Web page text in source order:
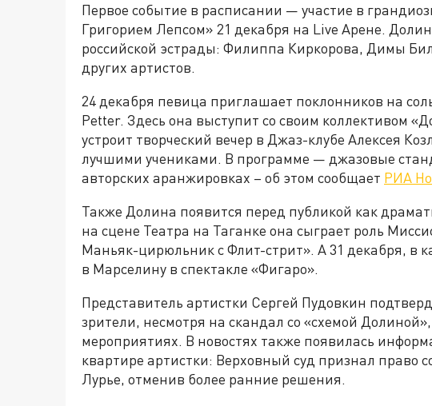
Первое событие в расписании — участие в
Григорием Лепсом» 21 декабря на Live Арене.
российской эстрады: Филиппа Киркорова, Димы
других артистов.
24 декабря певица приглашает поклонников на
Petter. Здесь она выступит со своим коллективом
устроит творческий вечер в Джаз-клубе Алексея
лучшими учениками. В программе — джазовые
авторских аранжировках – об этом сообщает РИА
Также Долина появится перед публикой как
на сцене Театра на Таганке она сыграет роль
Маньяк-цирюльник с Флит-стрит». А 31 декабря, в
в Марселину в спектакле «Фигаро».
Представитель артистки Сергей Пудовкин
зрители, несмотря на скандал со «схемой
мероприятиях. В новостях также появилась
квартире артистки: Верховный суд признал право
Лурье, отменив более ранние решения.